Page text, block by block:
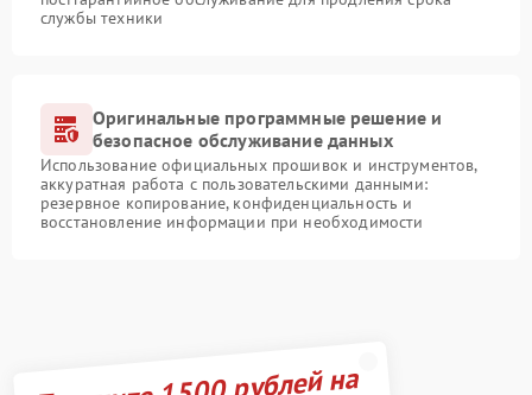
службы техники
Оригинальные программные решение и
безопасное обслуживание данных
Использование официальных прошивок и инструментов,
аккуратная работа с пользовательскими данными:
резервное копирование, конфиденциальность и
восстановление информации при необходимости